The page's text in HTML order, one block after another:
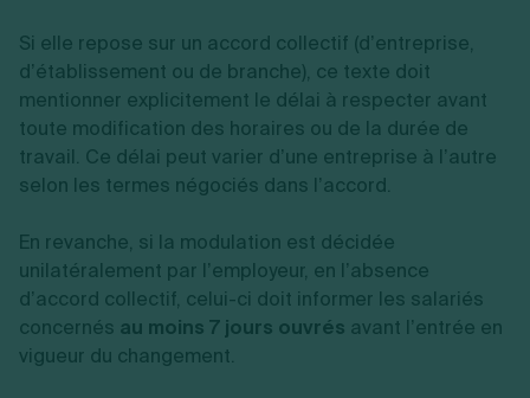
Si elle repose sur un accord collectif (d’entreprise,
d’établissement ou de branche), ce texte doit
mentionner explicitement le délai à respecter avant
toute modification des horaires ou de la durée de
travail. Ce délai peut varier d’une entreprise à l’autre
selon les termes négociés dans l’accord.
En revanche, si la modulation est décidée
unilatéralement par l’employeur, en l’absence
d’accord collectif, celui-ci doit informer les salariés
concernés au moins 7 jours ouvrés avant l’entrée en
vigueur du changement.